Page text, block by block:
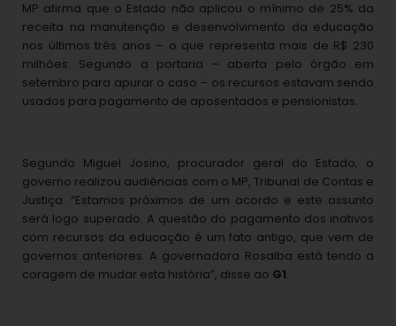
MP afirma que o Estado não aplicou o mínimo de 25% da
receita na manutenção e desenvolvimento da educação
nos últimos três anos – o que representa mais de R$ 230
milhões. Segundo a portaria – aberta pelo órgão em
setembro para apurar o caso – os recursos estavam sendo
usados para pagamento de aposentados e pensionistas.
Segundo Miguel Josino, procurador geral do Estado, o
governo realizou audiências com o MP, Tribunal de Contas e
Justiça. “Estamos próximos de um acordo e este assunto
será logo superado. A questão do pagamento dos inativos
com recursos da educação é um fato antigo, que vem de
governos anteriores. A governadora Rosalba está tendo a
coragem de mudar esta história”, disse ao G1.